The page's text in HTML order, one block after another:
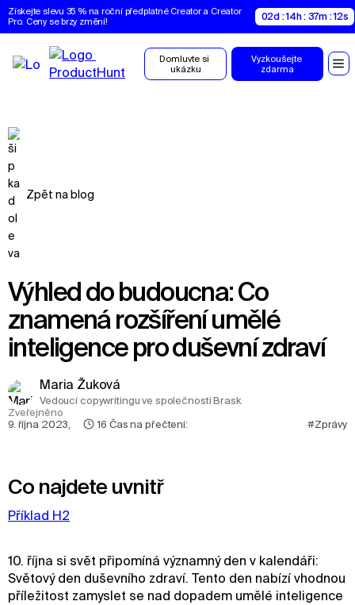
Získejte slevu 35 % na roční předplatné Creator a Creator
Pro. Ceny se brzy změní!
02d : 14h : 37m : 11s
Domluvte si
ukázku
Vyzkoušejte
zdarma
Zpět na blog
Výhled do budoucna: Co
znamená rozšíření umělé
inteligence pro duševní zdraví
Maria Žuková
Vedoucí copywritingu ve společnosti Brask
Zveřejněno
9. října 2023, 16 Čas na přečtení: #Zprávy
Co najdete uvnitř
Příklad H2
10. října si svět připomíná významný den v kalendáři:
Světový den duševního zdraví. Tento den nabízí vhodnou
příležitost zamyslet se nad dopadem umělé inteligence